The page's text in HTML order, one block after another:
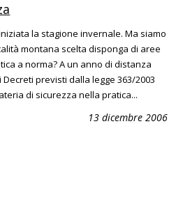
la stagione invernale. Ma siamo
montana scelta disponga di aree
a norma? A un anno di distanza
previsti dalla legge 363/2003
di sicurezza nella pratica...
13 dicembre 2006